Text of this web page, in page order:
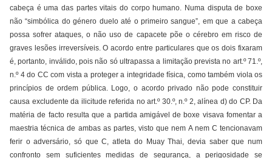
cabeça é uma das partes vitais do corpo humano. Numa disputa de boxe
não “simbólica do género duelo até o primeiro sangue”, em que a cabeça
possa sofrer ataques, o não uso de capacete põe o cérebro em risco de
graves lesões irreversíveis. O acordo entre particulares que os dois fixaram
é, portanto, inválido, pois não só ultrapassa a limitação prevista no art.º 71.º,
n.º 4 do CC com vista a proteger a integridade física, como também viola os
princípios de ordem pública. Logo, o acordo privado não pode constituir
causa excludente da ilicitude referida no art.º 30.º, n.º 2, alínea d) do CP. Da
matéria de facto resulta que a partida amigável de boxe visava fomentar a
maestria técnica de ambas as partes, visto que nem A nem C tencionavam
ferir o adversário, só que C, atleta do Muay Thai, devia saber que num
confronto sem suficientes medidas de segurança, a perigosidade se